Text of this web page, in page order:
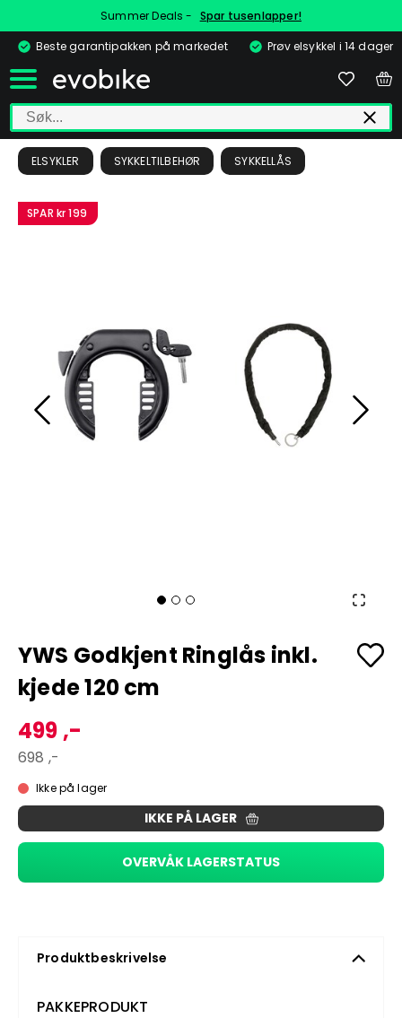
Summer Deals - Spar tusenlapper!
Beste garantipakken på markedet
Prøv elsykkel i 14 dager
ELSYKLER SYKKELTILBEHØR SYKKELLÅS
SPAR kr 199
YWS Godkjent Ringlås inkl.
kjede 120 cm
499 ,-
698 ,-
Ikke på lager
IKKE PÅ LAGER
OVERVÅK LAGERSTATUS
Produktbeskrivelse
PAKKEPRODUKT